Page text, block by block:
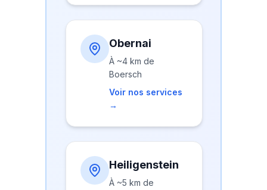
Obernai
À ~4 km de
Boersch
Voir nos services
→
Heiligenstein
À ~5 km de